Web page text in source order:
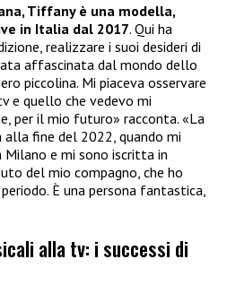
Tiffany è una modella,
in Italia dal 2017. Qui ha
realizzare i suoi desideri di
affascinata dal mondo dello
piccolina. Mi piaceva osservare
e quello che vedevo mi
per il mio futuro» racconta. «La
fine del 2022, quando mi
e mi sono iscritta in
del mio compagno, che ho
È una persona fantastica,
alla tv: i successi di